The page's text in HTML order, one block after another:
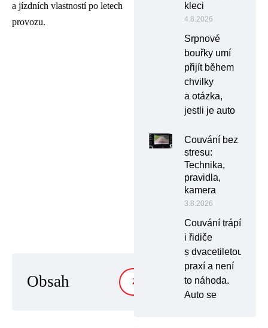
a jízdních vlastností po letech
provozu.
Obsah ZOBRAZIT
kleci
4.8.2026
Srpnové
bouřky umí
přijít během
chvilky
a otázka,
jestli je auto
Couvání bez
stresu:
Technika,
pravidla,
kamera
3.8.2026
Couvání trápí
i řidiče
s dvacetiletou
praxí a není
to náhoda.
Auto se